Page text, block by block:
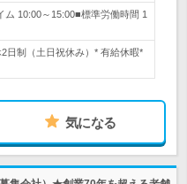
10:00～15:00■標準労働時間 1
制（土日祝休み）* 有給休暇*
気になる